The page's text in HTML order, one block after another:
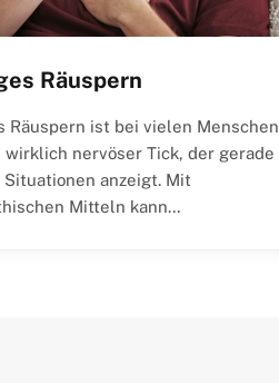
Räuspern
Räuspern ist bei vielen Menschen
wirklich nervöser Tick, der gerade
anzeigt. Mit
Mitteln kann…